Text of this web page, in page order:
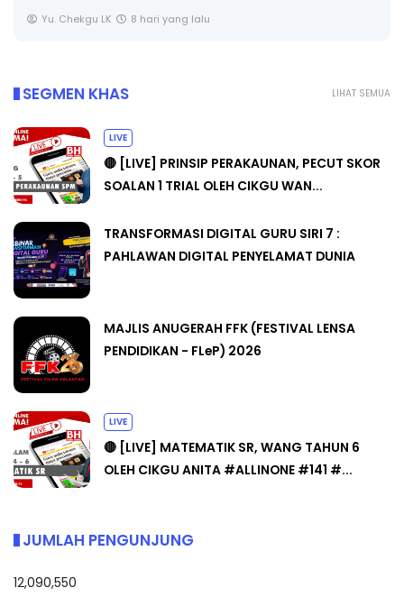
Yu. Chekgu LK 8 hari yang lalu
LIHAT SEMUA
SEGMEN KHAS
LIVE
🔴 [LIVE] PRINSIP PERAKAUNAN, PECUT SKOR
SOALAN 1 TRIAL OLEH CIKGU WAN...
TRANSFORMASI DIGITAL GURU SIRI 7 :
PAHLAWAN DIGITAL PENYELAMAT DUNIA
MAJLIS ANUGERAH FFK (FESTIVAL LENSA
PENDIDIKAN - FLeP) 2026
LIVE
🔴 [LIVE] MATEMATIK SR, WANG TAHUN 6
OLEH CIKGU ANITA #ALLINONE #141 #...
JUMLAH PENGUNJUNG
12,090,550